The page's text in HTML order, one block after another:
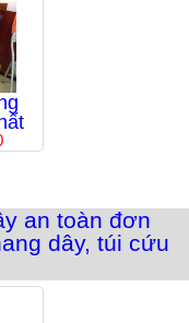
an toàn đơn
dây, túi cứu